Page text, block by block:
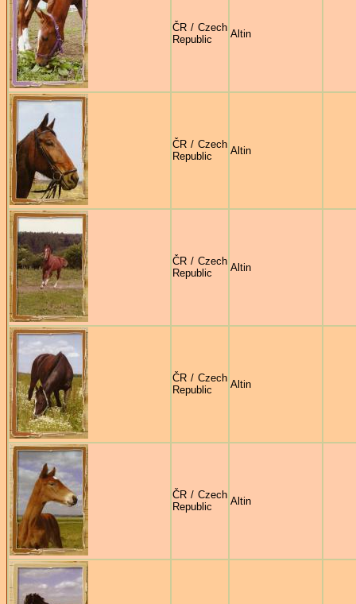
ČR / Czech
Republic
Altin
ČR / Czech
Republic
Altin
ČR / Czech
Republic
Altin
ČR / Czech
Republic
Altin
ČR / Czech
Republic
Altin